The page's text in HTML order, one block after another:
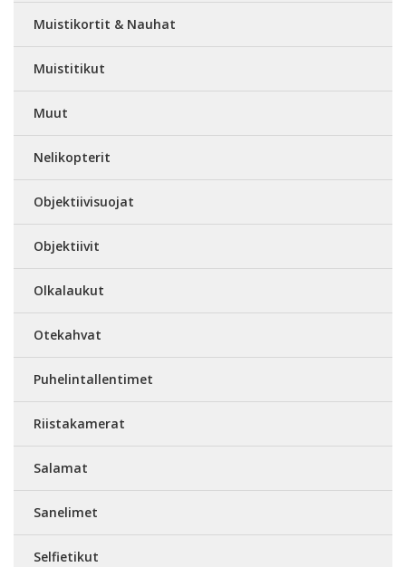
Muistikortit & Nauhat
Muistitikut
Muut
Nelikopterit
Objektiivisuojat
Objektiivit
Olkalaukut
Otekahvat
Puhelintallentimet
Riistakamerat
Salamat
Sanelimet
Selfietikut